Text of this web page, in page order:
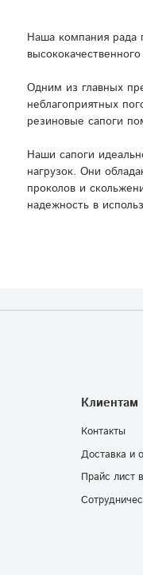
Наша компания рада
Одним из главных
неблагоприятных
резиновые сапоги
Наши сапоги
нагрузок. Они
проколов и
надежность в
Клиентам
Контакты
Доставка и
Прайс лист